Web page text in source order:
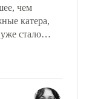
чем
катера,
стало
по созданию
и
поднимет